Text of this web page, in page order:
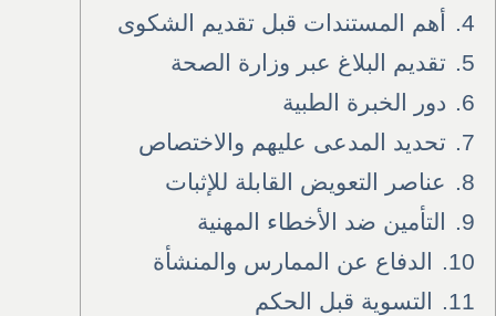
4.
أهم المستندات قبل تقديم الشكوى
5.
تقديم البلاغ عبر وزارة الصحة
6.
دور الخبرة الطبية
7.
تحديد المدعى عليهم والاختصاص
8.
عناصر التعويض القابلة للإثبات
9.
التأمين ضد الأخطاء المهنية
10.
الدفاع عن الممارس والمنشأة
11.
التسوية قبل الحكم